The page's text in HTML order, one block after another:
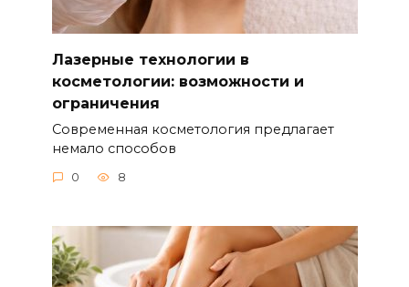
Лазерные технологии в
косметологии: возможности и
ограничения
Современная косметология предлагает
немало способов
0 8